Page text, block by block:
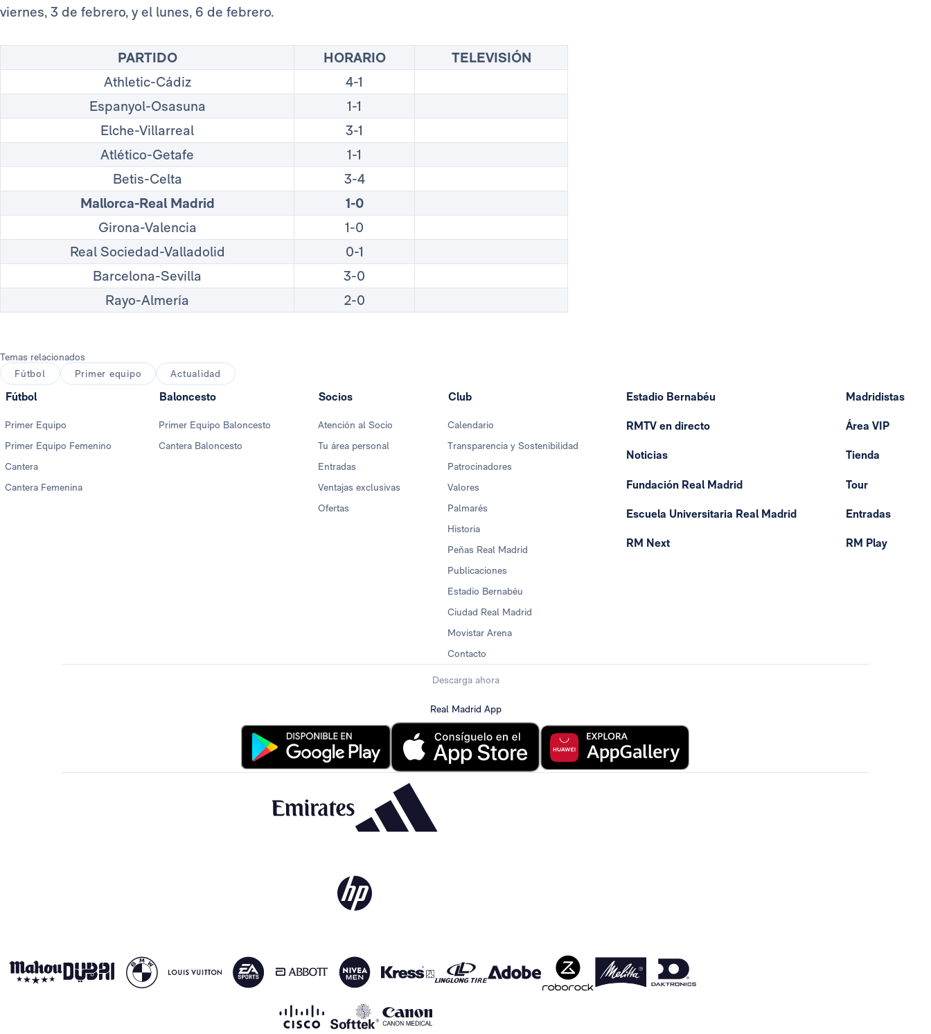
viernes, 3 de febrero, y el lunes, 6 de febrero.
PARTIDO HORARIO
TELEVISIÓN
Athletic-Cádiz
4-1
Espanyol-Osasuna
1-1
Elche-Villarreal
3-1
Atlético-Getafe
1-1
Betis-Celta
3-4
Mallorca-Real Madrid
1-0
Girona-Valencia
1-0
Real Sociedad-Valladolid
0-1
Barcelona-Sevilla
3-0
Rayo-Almería
2-0
Temas relacionados
Fútbol
Primer equipo Actualidad
Fútbol
Primer Equipo
Primer Equipo Femenino
Cantera
Cantera Femenina
Baloncesto
Primer Equipo Baloncesto
Cantera Baloncesto
Socios
Atención al Socio
Tu área personal
Entradas
Ventajas exclusivas
Ofertas
Club
Calendario
Transparencia y Sostenibilidad
Patrocinadores
Valores
Palmarés
Historia
Peñas Real Madrid
Publicaciones
Estadio Bernabéu
Ciudad Real Madrid
Movistar Arena
Contacto
Estadio Bernabéu
RMTV en directo
Noticias
Fundación Real Madrid
Escuela Universitaria Real Madrid
RM Next
Madridistas
Área VIP
Tienda
Tour
Entradas
RM Play
Descarga ahora
Real Madrid App